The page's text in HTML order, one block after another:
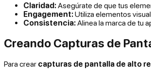
Claridad: Asegúrate de que tus
Engagement:Utiliza elementos
Consistencia: Alinea la marca de tu
Creando Capturas de
Para crear capturas de pantalla de alto